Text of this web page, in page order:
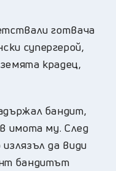
готвача
супергерой,
крадец,
бандит,
имота му. След
да види
бандитът